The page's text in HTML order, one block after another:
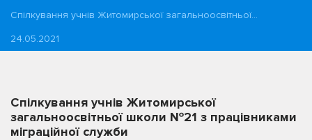
Спілкування учнів Житомирської загальноосвітньої…
24.05.2021
Спілкування учнів Житомирської
загальноосвітньої школи №21 з працівниками
міграційної служби